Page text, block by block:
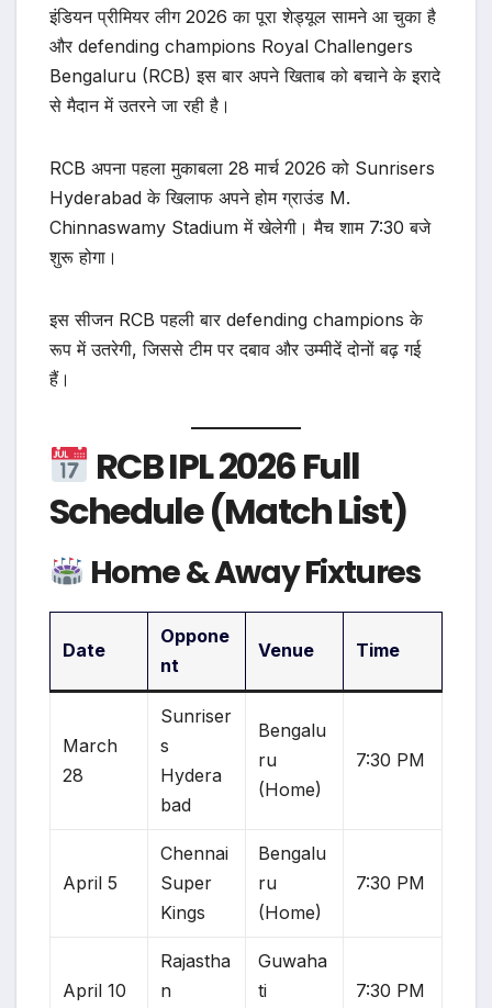
इंडियन प्रीमियर लीग 2026 का पूरा शेड्यूल सामने आ चुका है
और defending champions Royal Challengers
Bengaluru (RCB) इस बार अपने खिताब को बचाने के इरादे
से मैदान में उतरने जा रही है।
RCB अपना पहला मुकाबला 28 मार्च 2026 को Sunrisers
Hyderabad के खिलाफ अपने होम ग्राउंड M.
Chinnaswamy Stadium में खेलेगी। मैच शाम 7:30 बजे
शुरू होगा।
इस सीजन RCB पहली बार defending champions के
रूप में उतरेगी, जिससे टीम पर दबाव और उम्मीदें दोनों बढ़ गई
हैं।
RCB IPL 2026 Full
Schedule (Match List)
Home & Away Fixtures
Date
Oppone
nt
Venue Time
March
28
Sunriser
s
Hydera
bad
Bengalu
ru
(Home)
7:30 PM
April 5
Chennai
Super
Kings
Bengalu
ru
(Home)
7:30 PM
April 10
Rajastha
n
Guwaha
ti
7:30 PM